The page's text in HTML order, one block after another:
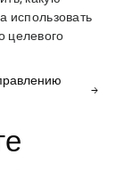
использовать
целевого